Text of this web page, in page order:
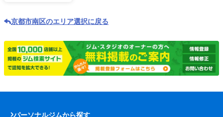
京都市南区のエリア選択に戻る
パーソナルジムから探す